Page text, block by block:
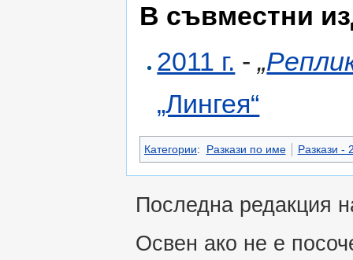
В съвместни
2011 г. -„
„Лингея“
Категории: Разкази по име Разкази -
Последна редакция
Освен ако не е